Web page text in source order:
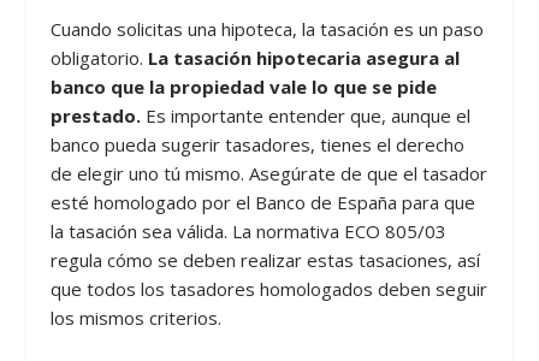
Cuando solicitas una hipoteca, la tasación es un paso
obligatorio. La tasación hipotecaria asegura al
banco que la propiedad vale lo que se pide
prestado. Es importante entender que, aunque el
banco pueda sugerir tasadores, tienes el derecho
de elegir uno tú mismo. Asegúrate de que el tasador
esté homologado por el Banco de España para que
la tasación sea válida. La normativa ECO 805/03
regula cómo se deben realizar estas tasaciones, así
que todos los tasadores homologados deben seguir
los mismos criterios.